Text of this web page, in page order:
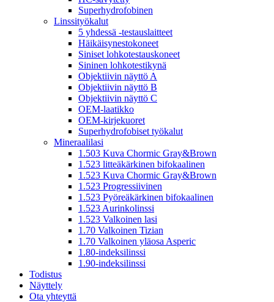
Superhydrofobinen
Linssityökalut
5 yhdessä -testauslaitteet
Häikäisynestokoneet
Siniset lohkotestauskoneet
Sininen lohkotestikynä
Objektiivin näyttö A
Objektiivin näyttö B
Objektiivin näyttö C
OEM-laatikko
OEM-kirjekuoret
Superhydrofobiset työkalut
Mineraalilasi
1.503 Kuva Chormic Gray&Brown
1.523 litteäkärkinen bifokaalinen
1.523 Kuva Chormic Gray&Brown
1.523 Progressiivinen
1.523 Pyöreäkärkinen bifokaalinen
1.523 Aurinkolinssi
1.523 Valkoinen lasi
1.70 Valkoinen Tizian
1.70 Valkoinen yläosa Asperic
1.80-indeksilinssi
1.90-indeksilinssi
Todistus
Näyttely
Ota yhteyttä